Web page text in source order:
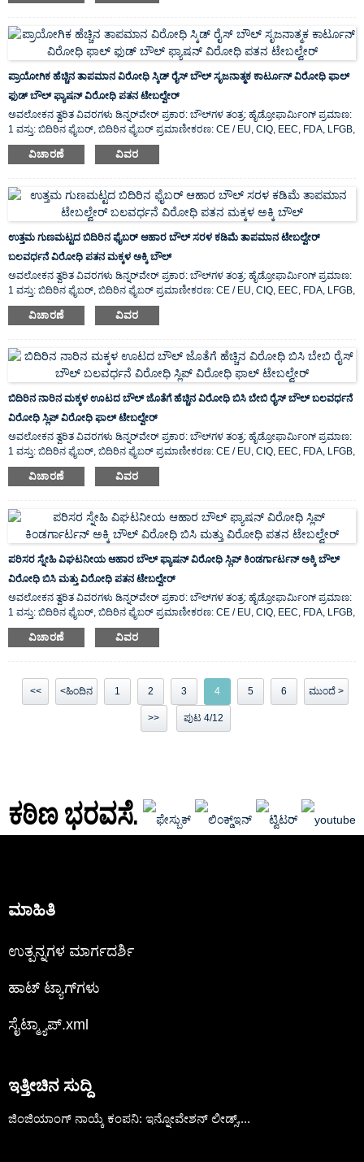
ಪ್ರಾಯೋಗಿಕ ಹೆಚ್ಚಿನ ತಾಪಮಾನ ವಿರೋಧಿ ಸ್ಕಿಡ್ ರೈಸ್ ಬೌಲ್ ಸೃಜನಾತ್ಮಕ ಕಾರ್ಟೂನ್ ವಿರೋಧಿ ಫಾಲ್
ಫುಡ್ ಬೌಲ್ ಫ್ಯಾಷನ್ ವಿರೋಧಿ ಪತನ ಟೇಬಲ್ವೇರ್
ಅವಲೋಕನ ತ್ವರಿತ ವಿವರಗಳು ಡಿನ್ನರ್‌ವೇರ್ ಪ್ರಕಾರ: ಬೌಲ್‌ಗಳ ತಂತ್ರ: ಹೈಡ್ರೋಫಾರ್ಮಿಂಗ್ ಪ್ರಮಾಣ:
1 ವಸ್ತು: ಬಿದಿರಿನ ಫೈಬರ್, ಬಿದಿರಿನ ಫೈಬರ್ ಪ್ರಮಾಣೀಕರಣ: CE / EU, CIQ, EEC, FDA, LFGB,
SGS ವೈಶಿಷ್ಟ್ಯ: ಪರಿಸರ ಸ್ನೇಹಿ, ಮೂಲ ಸ್ಥಳ: ...
ವಿಚಾರಣೆ ವಿವರ
ಉತ್ತಮ ಗುಣಮಟ್ಟದ ಬಿದಿರಿನ ಫೈಬರ್ ಆಹಾರ ಬೌಲ್ ಸರಳ ಕಡಿಮೆ ತಾಪಮಾನ ಟೇಬಲ್ವೇರ್
ಬಲವರ್ಧನೆ ವಿರೋಧಿ ಪತನ ಮಕ್ಕಳ ಅಕ್ಕಿ ಬೌಲ್
ಅವಲೋಕನ ತ್ವರಿತ ವಿವರಗಳು ಡಿನ್ನರ್‌ವೇರ್ ಪ್ರಕಾರ: ಬೌಲ್‌ಗಳ ತಂತ್ರ: ಹೈಡ್ರೋಫಾರ್ಮಿಂಗ್ ಪ್ರಮಾಣ:
1 ವಸ್ತು: ಬಿದಿರಿನ ಫೈಬರ್, ಬಿದಿರಿನ ಫೈಬರ್ ಪ್ರಮಾಣೀಕರಣ: CE / EU, CIQ, EEC, FDA, LFGB,
SGS ವೈಶಿಷ್ಟ್ಯ: ಪರಿಸರ ಸ್ನೇಹಿ, ಮೂಲ ಸ್ಥಳ: ...
ವಿಚಾರಣೆ ವಿವರ
ಬಿದಿರಿನ ನಾರಿನ ಮಕ್ಕಳ ಊಟದ ಬೌಲ್ ಜೊತೆಗೆ ಹೆಚ್ಚಿನ ವಿರೋಧಿ ಬಿಸಿ ಬೇಬಿ ರೈಸ್ ಬೌಲ್ ಬಲವರ್ಧನೆ
ವಿರೋಧಿ ಸ್ಲಿಪ್ ವಿರೋಧಿ ಫಾಲ್ ಟೇಬಲ್ವೇರ್
ಅವಲೋಕನ ತ್ವರಿತ ವಿವರಗಳು ಡಿನ್ನರ್‌ವೇರ್ ಪ್ರಕಾರ: ಬೌಲ್‌ಗಳ ತಂತ್ರ: ಹೈಡ್ರೋಫಾರ್ಮಿಂಗ್ ಪ್ರಮಾಣ:
1 ವಸ್ತು: ಬಿದಿರಿನ ಫೈಬರ್, ಬಿದಿರಿನ ಫೈಬರ್ ಪ್ರಮಾಣೀಕರಣ: CE / EU, CIQ, EEC, FDA, LFGB,
SGS ವೈಶಿಷ್ಟ್ಯ: ಪರಿಸರ ಸ್ನೇಹಿ, ಮೂಲ ಸ್ಥಳ: ...
ವಿಚಾರಣೆ ವಿವರ
ಪರಿಸರ ಸ್ನೇಹಿ ವಿಘಟನೀಯ ಆಹಾರ ಬೌಲ್ ಫ್ಯಾಷನ್ ವಿರೋಧಿ ಸ್ಲಿಪ್ ಕಿಂಡರ್ಗಾರ್ಟನ್ ಅಕ್ಕಿ ಬೌಲ್
ವಿರೋಧಿ ಬಿಸಿ ಮತ್ತು ವಿರೋಧಿ ಪತನ ಟೇಬಲ್ವೇರ್
ಅವಲೋಕನ ತ್ವರಿತ ವಿವರಗಳು ಡಿನ್ನರ್‌ವೇರ್ ಪ್ರಕಾರ: ಬೌಲ್‌ಗಳ ತಂತ್ರ: ಹೈಡ್ರೋಫಾರ್ಮಿಂಗ್ ಪ್ರಮಾಣ:
1 ವಸ್ತು: ಬಿದಿರಿನ ಫೈಬರ್, ಬಿದಿರಿನ ಫೈಬರ್ ಪ್ರಮಾಣೀಕರಣ: CE / EU, CIQ, EEC, FDA, LFGB,
SGS ವೈಶಿಷ್ಟ್ಯ: ಪರಿಸರ ಸ್ನೇಹಿ, ಮೂಲ ಸ್ಥಳ: ...
ವಿಚಾರಣೆ ವಿವರ
<< <ಹಿಂದಿನ 1 2 3 4 5 6 ಮುಂದೆ >
>> ಪುಟ 4/12
ಕಠಿಣ ಭರವಸೆ.
ಮಾಹಿತಿ
ಉತ್ಪನ್ನಗಳ ಮಾರ್ಗದರ್ಶಿ
ಹಾಟ್ ಟ್ಯಾಗ್‌ಗಳು
ಸೈಟ್ಮ್ಯಾಪ್.xml
ಇತ್ತೀಚಿನ ಸುದ್ದಿ
ಜಿಂಜಿಯಾಂಗ್ ನಾಯ್ಕೆ ಕಂಪನಿ: ಇನ್ನೋವೇಶನ್ ಲೀಡ್ಸ್,...